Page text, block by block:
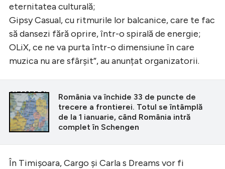
eternitatea culturală;
Gipsy Casual, cu ritmurile lor balcanice, care te fac
să dansezi fără oprire, într-o spirală de energie;
OLiX, ce ne va purta într-o dimensiune în care
muzica nu are sfârșit”, au anunțat organizatorii.
CITEȘTE ȘI
România va închide 33 de puncte de
trecere a frontierei. Totul se întâmplă
de la 1 ianuarie, când România intră
complet în Schengen
În Timișoara, Cargo și Carla s Dreams vor fi